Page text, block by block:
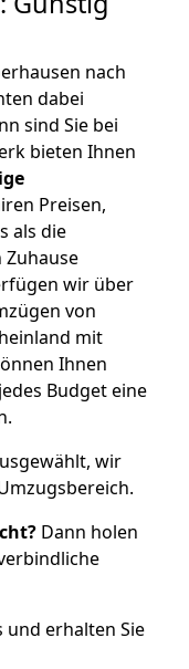
nach
dabei
sind Sie bei
bieten Ihnen
Preisen,
als die
wir über
von
mit
Ihnen
Budget eine
wir
Dann holen
und erhalten Sie